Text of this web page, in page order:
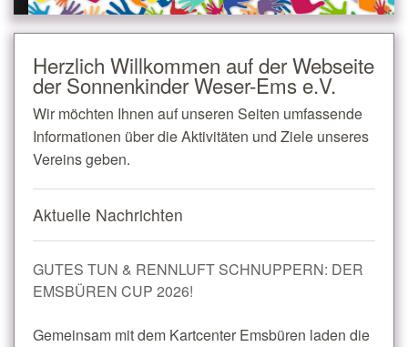
Ihre Spende
Aktuelles/Presse
Kontakt
Herzlich Willkommen auf der Webseite
der Sonnenkinder Weser-Ems e.V.
Wir möchten Ihnen auf unseren Seiten umfassende
Informationen über die Aktivitäten und Ziele unseres
Vereins geben.
Aktuelle Nachrichten
GUTES TUN & RENNLUFT SCHNUPPERN: DER
EMSBÜREN CUP 2026!
Gemeinsam mit dem Kartcenter Emsbüren laden die